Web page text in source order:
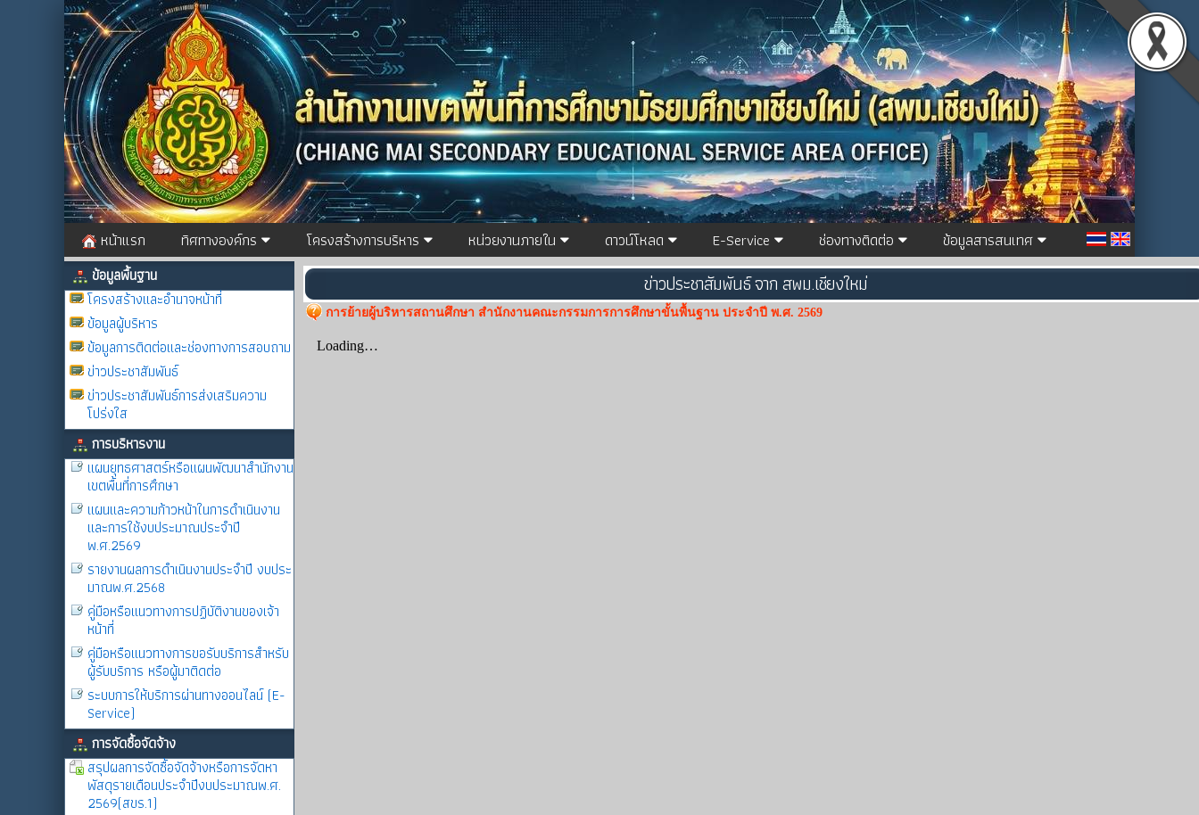
หน้าแรก ทิศทางองค์กร โครงสร้างการบริหาร หน่วยงานภายใน ดาวน์โหลด E-Service ช่องทางติดต่อ ข้อมูลสารสนเทศ
ข้อมูลพื้นฐาน
โครงสร้างและอำนาจหน้าที่
ข้อมูลผู้บริหาร
ข้อมูลการติดต่อและช่องทางการสอบถาม
ข่าวประชาสัมพันธ์
ข่าวประชาสัมพันธ์การส่งเสริมความ
โปร่งใส
การบริหารงาน
แผนยุทธศาสตร์หรือแผนพัฒนาสำนักงาน
เขตพื้นที่การศึกษา
แผนและความก้าวหน้าในการดำเนินงาน
และการใช้งบประมาณประจำปี
พ.ศ.2569
รายงานผลการดำเนินงานประจำปี งบประ
มาณพ.ศ.2568
คู่มือหรือแนวทางการปฏิบัติงานของเจ้า
หน้าที่
คู่มือหรือแนวทางการขอรับบริการสำหรับ
ผู้รับบริการ หรือผู้มาติดต่อ
ระบบการให้บริการผ่านทางออนไลน์ (E-
Service)
การจัดซื้อจัดจ้าง
สรุปผลการจัดซื้อจัดจ้างหรือการจัดหา
พัสดุรายเดือนประจำปีงบประมาณพ.ศ.
2569(สขร.1)
ข่าวประชาสัมพันธ์ จาก สพม.เชียงใหม่
การย้ายผู้บริหารสถานศึกษา สำนักงานคณะกรรมการการศึกษาขั้นพื้นฐาน ประจำปี พ.ศ. 2569